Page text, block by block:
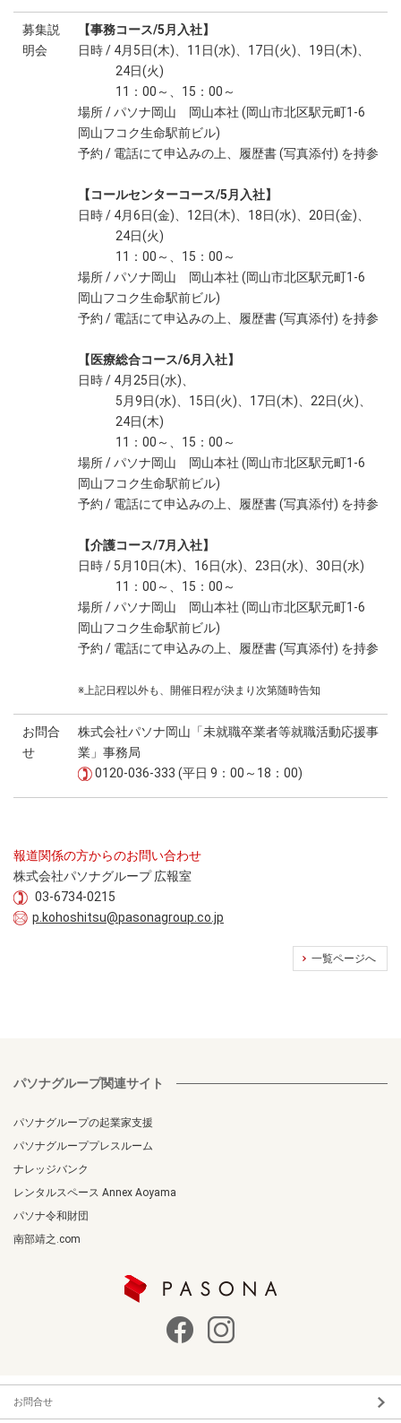
募集説
明会
【事務コース/5月入社】
日時 / 4月5日(木)、11日(水)、17日(火)、19日(木)、
24日(火)
11：00～、15：00～
場所 / パソナ岡山 岡山本社 (岡山市北区駅元町1-6
岡山フコク生命駅前ビル)
予約 / 電話にて申込みの上、履歴書 (写真添付) を持参
【コールセンターコース/5月入社】
日時 / 4月6日(金)、12日(木)、18日(水)、20日(金)、
24日(火)
11：00～、15：00～
場所 / パソナ岡山 岡山本社 (岡山市北区駅元町1-6
岡山フコク生命駅前ビル)
予約 / 電話にて申込みの上、履歴書 (写真添付) を持参
【医療総合コース/6月入社】
日時 / 4月25日(水)、
5月9日(水)、15日(火)、17日(木)、22日(火)、
24日(木)
11：00～、15：00～
場所 / パソナ岡山 岡山本社 (岡山市北区駅元町1-6
岡山フコク生命駅前ビル)
予約 / 電話にて申込みの上、履歴書 (写真添付) を持参
【介護コース/7月入社】
日時 / 5月10日(木)、16日(水)、23日(水)、30日(水)
11：00～、15：00～
場所 / パソナ岡山 岡山本社 (岡山市北区駅元町1-6
岡山フコク生命駅前ビル)
予約 / 電話にて申込みの上、履歴書 (写真添付) を持参
※上記日程以外も、開催日程が決まり次第随時告知
お問合
せ
株式会社パソナ岡山「未就職卒業者等就職活動応援事
業」事務局
0120-036-333 (平日 9：00～18：00)
報道関係の方からのお問い合わせ
株式会社パソナグループ 広報室
03-6734-0215
p.kohoshitsu@pasonagroup.co.jp
一覧ページへ
パソナグループ関連サイト
パソナグループの起業家支援
パソナグループプレスルーム
ナレッジバンク
レンタルスペース Annex Aoyama
パソナ令和財団
南部靖之.com
お問合せ